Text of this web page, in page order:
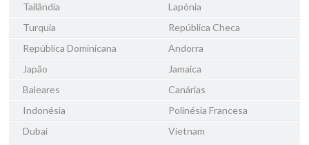
Tailândia
Lapónia
Turquia
República Checa
República Dominicana
Andorra
Japão
Jamaica
Baleares
Canárias
Indonésia
Polinésia Francesa
Dubai
Vietnam